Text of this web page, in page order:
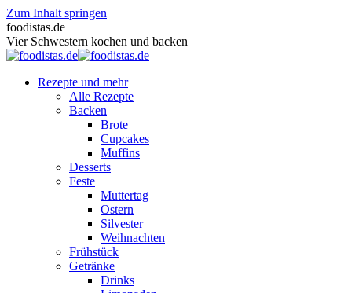
Zum Inhalt springen
foodistas.de
Vier Schwestern kochen und backen
Rezepte und mehr
Alle Rezepte
Backen
Brote
Cupcakes
Muffins
Desserts
Feste
Muttertag
Ostern
Silvester
Weihnachten
Frühstück
Getränke
Drinks